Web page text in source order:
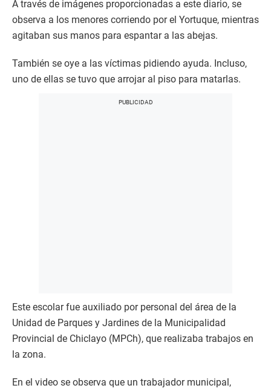
A través de imágenes proporcionadas a este diario, se
observa a los menores corriendo por el Yortuque, mientras
agitaban sus manos para espantar a las abejas.
También se oye a las víctimas pidiendo ayuda. Incluso,
uno de ellas se tuvo que arrojar al piso para matarlas.
Este escolar fue auxiliado por personal del área de la
Unidad de Parques y Jardines de la Municipalidad
Provincial de Chiclayo (MPCh), que realizaba trabajos en
la zona.
En el video se observa que un trabajador municipal,